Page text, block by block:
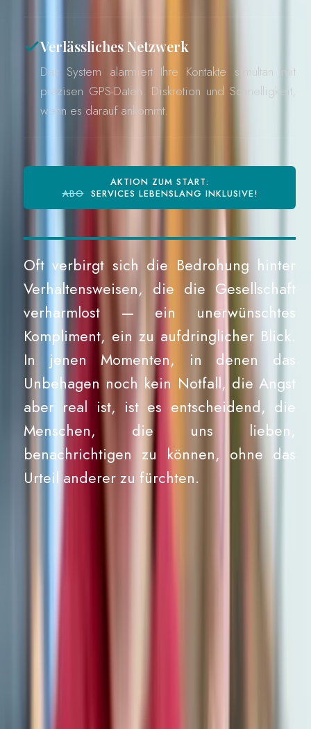
Verlässliches Netzwerk
Das System alarmiert Ihre Kontakte simultan mit
präzisen GPS-Daten. Diskretion und Schnelligkeit,
wenn es darauf ankommt.
AKTION ZUM START:
ABO SERVICES LEBENSLANG INKLUSIVE!
Oft verbirgt sich die Bedrohung hinter
Verhaltensweisen, die die Gesellschaft
verharmlost — ein unerwünschtes
Kompliment, ein zu aufdringlicher Blick.
In jenen Momenten, in denen das
Unbehagen noch kein Notfall, die Angst
aber real ist, ist es entscheidend, die
Menschen, die uns lieben,
benachrichtigen zu können, ohne das
Urteil anderer zu fürchten.